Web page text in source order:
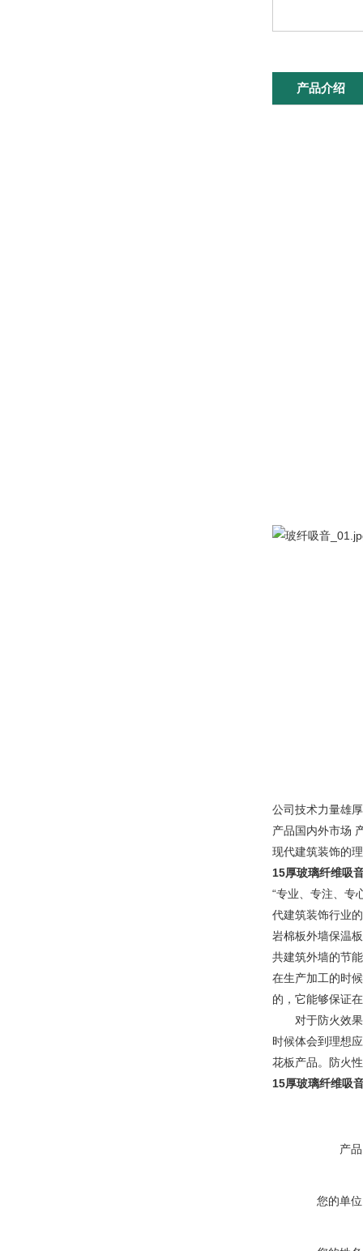
产品介绍
公司技术力量雄
产品国内外市场
现代建筑装饰的
15厚玻璃纤维吸
“专业、专注、专
代建筑装饰行业
岩棉板外墙保温
共建筑外墙的节
在生产加工的时
的，它能够保证
对于防火效果
时候体会到理想
花板产品。防火
15厚玻璃纤维吸
产
您的单